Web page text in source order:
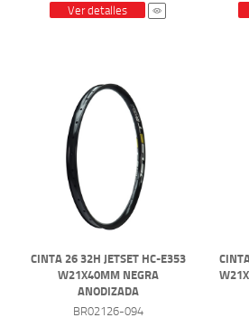
Ver detalles
CINTA 26 32H JETSET HC-E353
W21X40MM NEGRA
ANODIZADA
BR02126-094